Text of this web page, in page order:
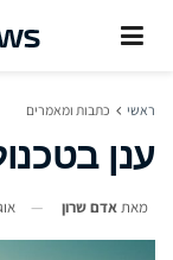
ראשי כתבות ומאמרים
ענן
מאתאדם שרון